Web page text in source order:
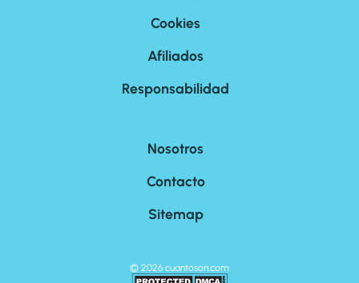
Cookies
Afiliados
Responsabilidad
Nosotros
Contacto
Sitemap
© 2026 cuantoson.com